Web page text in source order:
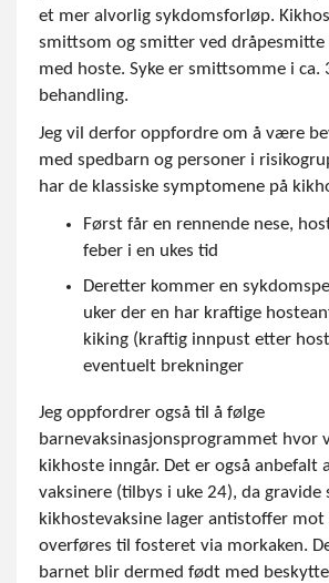
et mer alvorlig sykdomsforløp.
smittsom og smitter ved dråpesmitte
med hoste. Syke er smittsomme i ca.
behandling.
Jeg vil derfor oppfordre om å være
med spedbarn og personer i
har de klassiske symptomene på
Først får en rennende nese,
feber i en ukes tid
Deretter kommer en
uker der en har kraftige
kiking (kraftig innpust etter
eventuelt brekninger
Jeg oppfordrer også til å følge
barnevaksinasjonsprogrammet hvor
kikhoste inngår. Det er også anbefalt
vaksinere (tilbys i uke 24), da gravide
kikhostevaksine lager antistoffer
overføres til fosteret via morkaken.
barnet blir dermed født med